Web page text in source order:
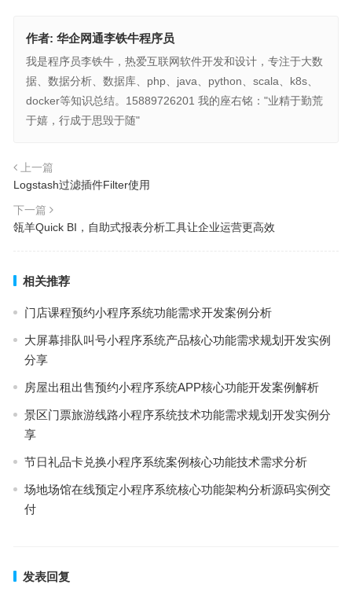
作者: 华企网通李铁牛程序员
我是程序员李铁牛，热爱互联网软件开发和设计，专注于大数
据、数据分析、数据库、php、java、python、scala、k8s、
docker等知识总结。15889726201 我的座右铭："业精于勤荒
于嬉，行成于思毁于随"
上一篇
Logstash过滤插件Filter使用
下一篇
瓴羊Quick BI，自助式报表分析工具让企业运营更高效
相关推荐
门店课程预约小程序系统功能需求开发案例分析
大屏幕排队叫号小程序系统产品核心功能需求规划开发实例
分享
房屋出租出售预约小程序系统APP核心功能开发案例解析
景区门票旅游线路小程序系统技术功能需求规划开发实例分
享
节日礼品卡兑换小程序系统案例核心功能技术需求分析
场地场馆在线预定小程序系统核心功能架构分析源码实例交
付
发表回复